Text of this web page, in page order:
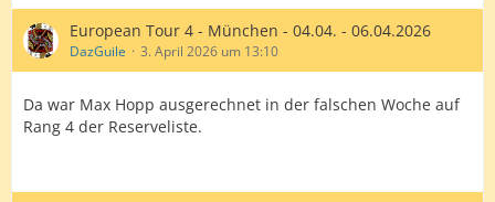
European Tour 4 - München - 04.04. - 06.04.2026
DazGuile 3. April 2026 um 13:10
Da war Max Hopp ausgerechnet in der falschen Woche auf
Rang 4 der Reserveliste.